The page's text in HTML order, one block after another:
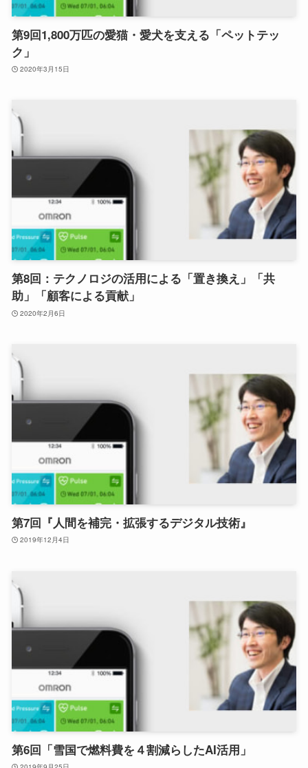
第9回1,800万匹の愛猫・愛犬を支える「ペットテッ
ク」
2020年3月15日
第8回：テクノロジの活用による「置き換え」「共
助」「顧客による貢献」
2020年2月6日
第7回『人間を補完・拡張するデジタル技術』
2019年12月4日
第6回「雪国で燃料費を４割減らしたAI活用」